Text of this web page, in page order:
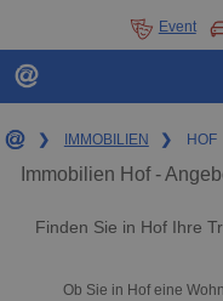
Event
❯ IMMOBILIEN ❯ HOF
Immobilien Hof -
Finden Sie in Hof Ihre
Ob Sie in Hof eine